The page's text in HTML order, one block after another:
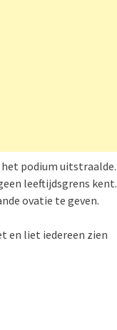
podium uitstraalde.
leeftijdsgrens kent.
ovatie te geven.
en liet iedereen zien